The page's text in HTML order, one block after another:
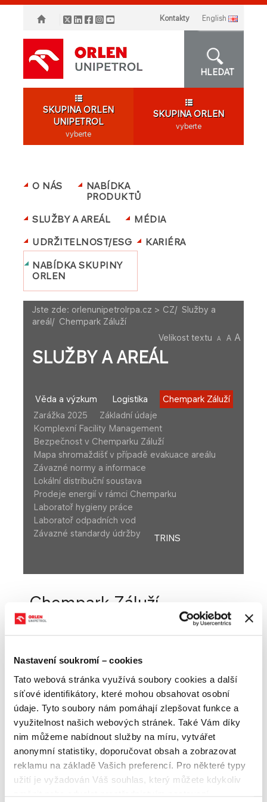
Nastavení soukromí – cookies
Tato webová stránka využívá soubory cookies a další
síťové identifikátory, které mohou obsahovat osobní
údaje. Tyto soubory nám pomáhají zlepšovat funkce a
využitelnost našich webových stránek. Také Vám díky
nim můžeme nabídnout služby na míru, vytvářet
anonymní statistiky, doporučovat obsah a zobrazovat
reklamu na základě Vašich preferencí. Pro některé typy
užití je vyžadován Váš souhlas, který můžete kdykoliv
Kontakty english
HLEDAT
SKUPINA ORLEN
UNIPETROL
vyberte
SKUPINA ORLEN
vyberte
O NÁS
NABÍDKA
PRODUKTŮ
SLUŽBY A AREÁL
MÉDIA
UDRŽITELNOST/ESG
KARIÉRA
NABÍDKA SKUPINY
ORLEN
Jste zde: orlenunipetrolrpa.cz > CZ/ Služby a
areál/ Chempark Záluží
Velikost textu
A A A
SLUŽBY A AREÁL
Věda a výzkum Logistika Chempark Záluží
Zarážka 2025
Základní údaje
Komplexní Facility Management
Bezpečnost v Chemparku Záluží
Mapa shromaždišť v případě evakuace areálu
Závazné normy a informace
Lokální distribuční soustava
Prodeje energií v rámci Chemparku
​Laboratoř hygieny práce
Laboratoř odpadních vod
Závazné standardy údržby
TRINS
Chempark Záluží
území České republiky. Je to areál, který je součástí
společenství ORLEN Unipetrol a.s. V Chemparku
Záluží sídlí v současné době několik desítek
významných chemických i servisních firem, denně
se v něm pohybuje cca 6 500 zaměstnanců ze 180
firem.
Chempark Záluží je natolik významným aktivem
společnosti ORLEN Unipetrol a.s., že stojí za to ho
řídit na profesionální úrovni a tak vytvářet
předpoklady pro další rozvoj a prosperitu všech
subjektů na tomto území.